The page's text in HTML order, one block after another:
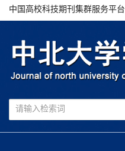
中国高校科技期刊集群服务平台